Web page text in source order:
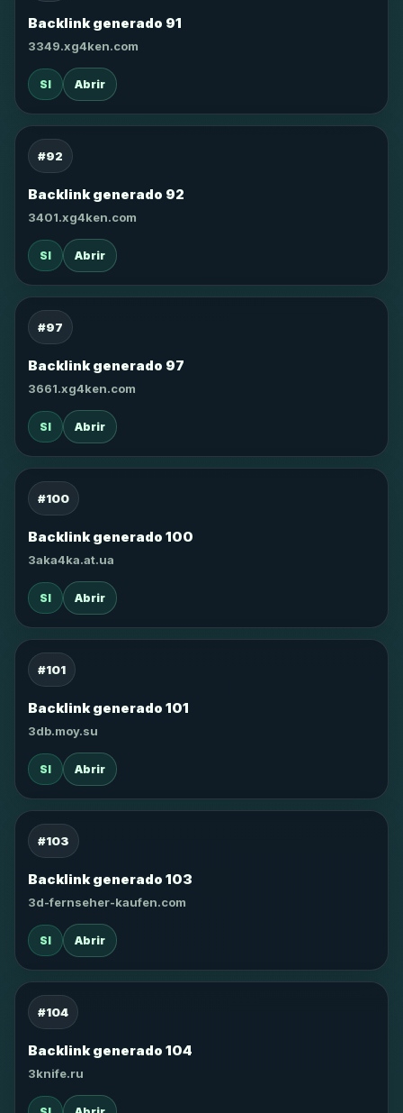
Backlink generado 91
3349.xg4ken.com
SI Abrir
#92
Backlink generado 92
3401.xg4ken.com
SI Abrir
#97
Backlink generado 97
3661.xg4ken.com
SI Abrir
#100
Backlink generado 100
3aka4ka.at.ua
SI Abrir
#101
Backlink generado 101
3db.moy.su
SI Abrir
#103
Backlink generado 103
3d-fernseher-kaufen.com
SI Abrir
#104
Backlink generado 104
3knife.ru